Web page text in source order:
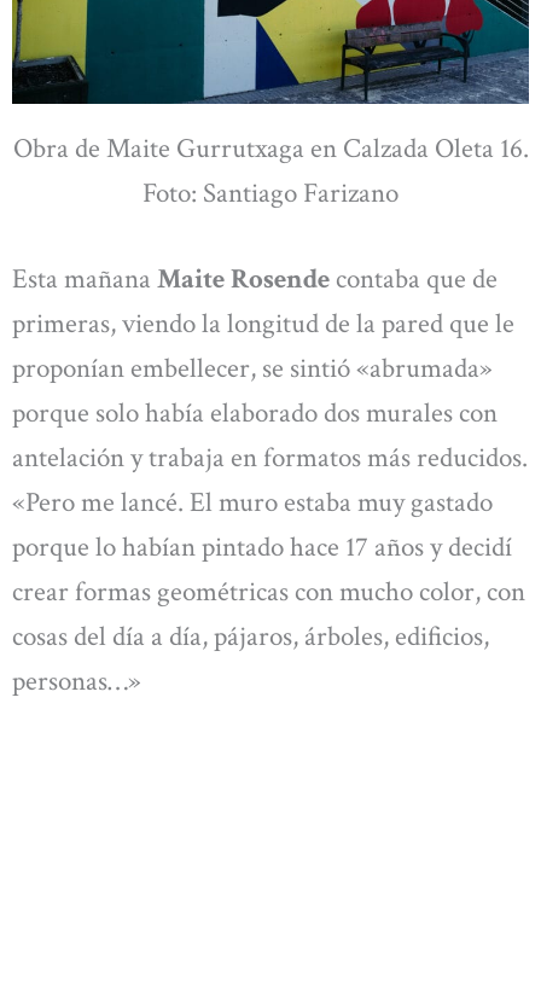
Obra de Maite Gurrutxaga en Calzada Oleta 16.
Foto: Santiago Farizano
Esta mañana Maite Rosende contaba que de
primeras, viendo la longitud de la pared que le
proponían embellecer, se sintió «abrumada»
porque solo había elaborado dos murales con
antelación y trabaja en formatos más reducidos.
«Pero me lancé. El muro estaba muy gastado
porque lo habían pintado hace 17 años y decidí
crear formas geométricas con mucho color, con
cosas del día a día, pájaros, árboles, edificios,
personas…»